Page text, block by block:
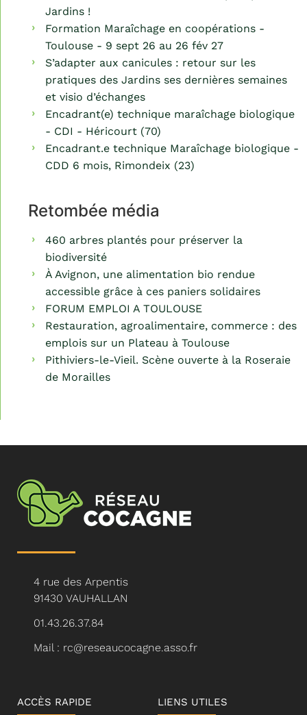
Jardins !
Formation Maraîchage en coopérations -
Toulouse - 9 sept 26 au 26 fév 27
S’adapter aux canicules : retour sur les
pratiques des Jardins ses dernières semaines
et visio d’échanges
Encadrant(e) technique maraîchage biologique
- CDI - Héricourt (70)
Encadrant.e technique Maraîchage biologique -
CDD 6 mois, Rimondeix (23)
Retombée média
460 arbres plantés pour préserver la
biodiversité
À Avignon, une alimentation bio rendue
accessible grâce à ces paniers solidaires
FORUM EMPLOI A TOULOUSE
Restauration, agroalimentaire, commerce : des
emplois sur un Plateau à Toulouse
Pithiviers-le-Vieil. Scène ouverte à la Roseraie
de Morailles
4 rue des Arpentis
91430 VAUHALLAN
01.43.26.37.84
Mail : rc@reseaucocagne.asso.fr
ACCÈS RAPIDE LIENS UTILES